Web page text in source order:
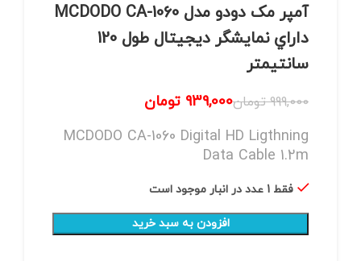
آمپر مک دودو مدل MCDODO CA-1060
داراي نمایشگر دیجیتال طول 120
سانتيمتر
999,000 تومان939,000 تومان
MCDODO CA-1060 Digital HD Ligthning
Data Cable 1.2m
فقط 1 عدد در انبار موجود است
افزودن به سبد خرید